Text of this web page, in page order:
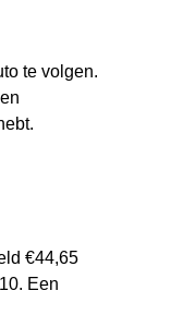
te volgen.
€44,65
Een